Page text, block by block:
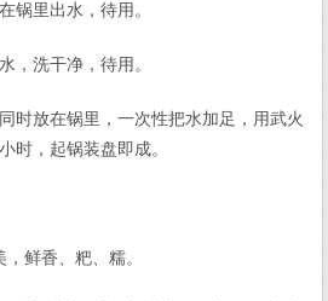
锅里出水，待用。
，洗干净，待用。
时放在锅里，一次性把水加足，用武火
时，起锅装盘即成。
鲜香、粑、糯。